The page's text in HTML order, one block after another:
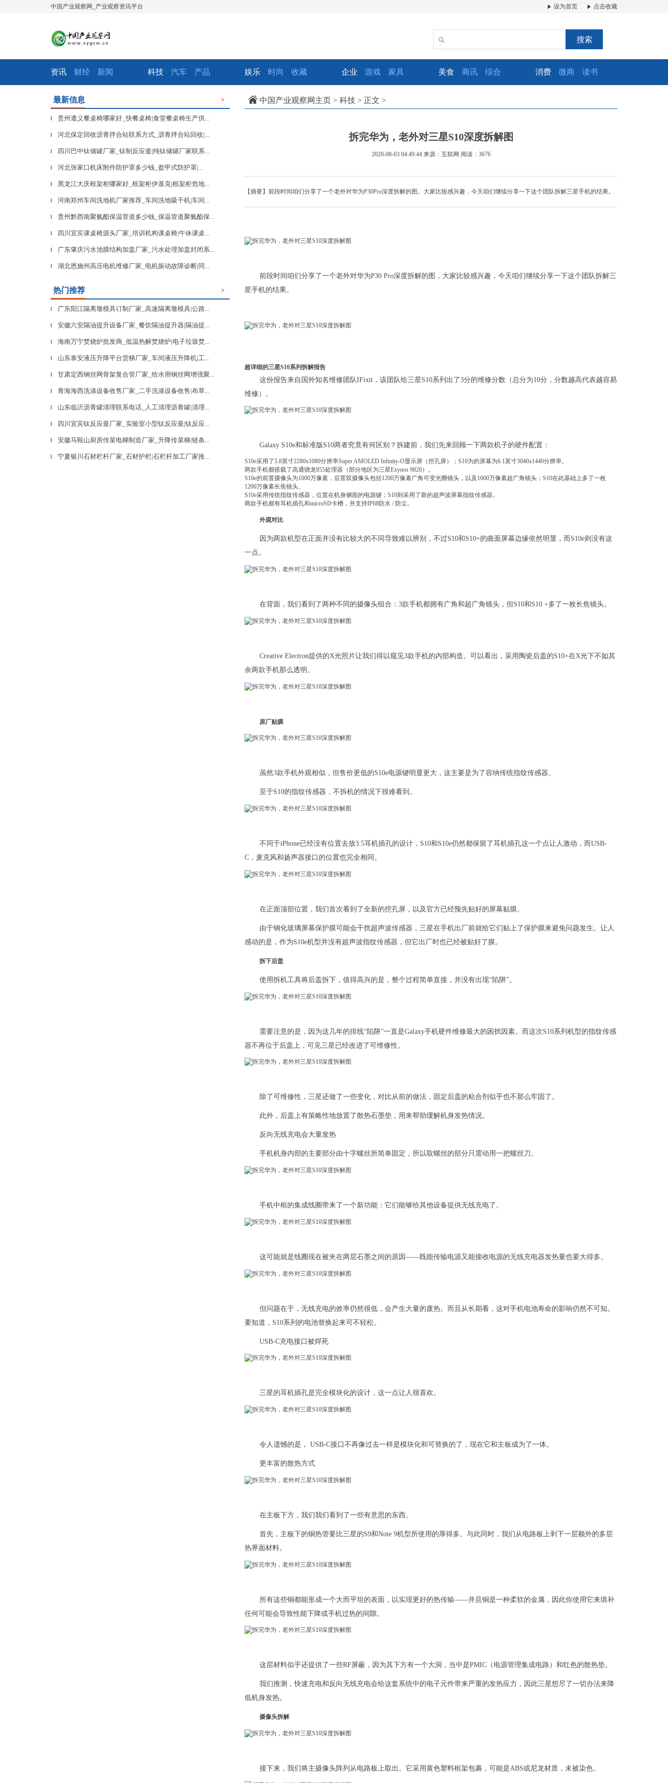
中国产业观察网_产业观察资讯平台 设为首页 点击收藏
搜索
资讯 财经 新闻 科技 汽车 产品 娱乐 时尚 收藏 企业 游戏 家具 美食 商讯 综合 消费 微商 读书
最新信息 >
▎ 贵州遵义餐桌椅哪家好_快餐桌椅|食堂餐桌椅生产供...
▎ 河北保定回收沥青拌合站联系方式_沥青拌合站回收|...
▎ 四川巴中钛储罐厂家_钛制反应釜|纯钛储罐厂家联系...
▎ 河北张家口机床附件防护罩多少钱_盔甲式防护罩|​...
▎ 黑龙江大庆框架柜哪家好_框架柜伊基克|框架柜危地...
▎ 河南郑州车间洗地机厂家推荐_车间洗地吸干机|车间...
▎ 贵州黔西南聚氨酯保温管道多少钱_保温管道聚氨酯保...
▎ 四川宜宾课桌椅源头厂家_培训机构课桌椅|午休课桌...
▎ 广东肇庆污水池膜结构加盖厂家_污水处理加盖封闭系...
▎ 湖北恩施州高压电机维修厂家_电机振动故障诊断|同...
热门推荐 >
▎ 广东阳江隔离墩模具订制厂家_高速隔离墩模具|公路...
▎ 安徽六安隔油提升设备厂家_餐饮隔油提升器|隔油提...
▎ 海南万宁焚烧炉批发商_低温热解焚烧炉|电子垃圾焚...
▎ 山东泰安液压升降平台货梯厂家_车间液压升降机|工...
▎ 甘肃定西钢丝网骨架复合管厂家_给水用钢丝网增强聚...
▎ 青海海西洗涤设备收售厂家_二手洗涤设备收售|布草...
▎ 山东临沂沥青罐清理联系电话_人工清理沥青罐|清理...
▎ 四川宜宾钛反应釜厂家_实验室小型钛反应釜|钛反应...
▎ 安徽马鞍山厨房传菜电梯制造厂家_升降传菜梯|链条...
▎ 宁夏银川石材栏杆厂家_石材护栏|石栏杆加工厂家推...
中国产业观察网主页 > 科技 > 正文 >
拆完华为，老外对三星S10深度拆解图
2020-08-03 04:49:44 来源：互联网 阅读：3676
【摘要】前段时间咱们分享了一个老外对华为P30Pro深度拆解的图。大家比较感兴趣，今天咱们继续分享一下这个团队拆解三星手机的结果。
前段时间咱们分享了一个老外对华为P30 Pro深度拆解的图，大家比较感兴趣，今天咱们继续分享一下这个团队拆解三
星手机的结果。
超详细的三星S10系列拆解报告
这份报告来自国外知名维修团队IFixit，该团队给三星S10系列出了3分的维修分数（总分为10分，分数越高代表越容易
维修）。
Galaxy S10e和标准版S10两者究竟有何区别？拆建前，我们先来回顾一下两款机子的硬件配置：
S10e采用了5.8英寸2280x1080分辨率Super AMOLED Infinity-O显示屏（挖孔屏）；S10为的屏幕为6.1英寸3040x1440分辨率。
两款手机都搭载了高通骁龙855处理器（部分地区为三星Exynos 9820）。
S10e的前置摄像头为1000万像素，后置双摄像头包括1200万像素广角可变光圈镜头，以及1600万像素超广角镜头；S10在此基础上多了一枚
1200万像素长焦镜头。
S10e采用传统指纹传感器，位置在机身侧面的电源键；S10则采用了新的超声波屏幕指纹传感器。
两款手机都有耳机插孔和microSD卡槽，并支持IP68防水 / 防尘。
外观对比
因为两款机型在正面并没有比较大的不同导致难以辨别，不过S10和S10+的曲面屏幕边缘依然明显，而S10e则没有这
一点。
在背面，我们看到了两种不同的摄像头组合：3款手机都拥有广角和超广角镜头，但S10和S10 +多了一枚长焦镜头。
Creative Electron提供的X光照片让我们得以窥见3款手机的内部构造。可以看出，采用陶瓷后盖的S10+在X光下不如其
余两款手机那么透明。
原厂贴膜
虽然3款手机外观相似，但售价更低的S10e电源键明显更大，这主要是为了容纳传统指纹传感器。
至于S10的指纹传感器，不拆机的情况下很难看到。
不同于iPhone已经没有位置去放3.5耳机插孔的设计，S10和S10e仍然都保留了耳机插孔这一个点让人激动，而USB-
C，麦克风和扬声器接口的位置也完全相同。
在正面顶部位置，我们首次看到了全新的挖孔屏，以及官方已经预先贴好的屏幕贴膜。
由于钢化玻璃屏幕保护膜可能会干扰超声波传感器，三星在手机出厂前就给它们贴上了保护膜来避免问题发生。让人
感动的是，作为S10e机型并没有超声波指纹传感器，但它出厂时也已经被贴好了膜。
拆下后盖
使用拆机工具将后盖拆下，值得高兴的是，整个过程简单直接，并没有出现“陷阱”。
需要注意的是，因为这几年的排线“陷阱”一直是Galaxy手机硬件维修最大的困扰因素。而这次S10系列机型的指纹传感
器不再位于后盖上，可见三星已经改进了可维修性。
除了可维修性，三星还做了一些变化，对比从前的做法，固定后盖的粘合剂似乎也不那么牢固了。
此外，后盖上有策略性地放置了散热石墨垫，用来帮助缓解机身发热情况。
反向无线充电会大量发热
手机机身内部的主要部分由十字螺丝所简单固定，所以取螺丝的部分只需动用一把螺丝刀。
手机中框的集成线圈带来了一个新功能：它们能够给其他设备提供无线充电了。
这可能就是线圈现在被夹在两层石墨之间的原因——既能传输电源又能接收电源的无线充电器发热量也要大得多。
但问题在于，无线充电的效率仍然很低，会产生大量的废热。而且从长期看，这对手机电池寿命的影响仍然不可知。
要知道，S10系列的电池替换起来可不轻松。
USB-C充电接口被焊死
三星的耳机插孔是完全模块化的设计，这一点让人很喜欢。
令人遗憾的是， USB-C接口不再像过去一样是模块化和可替换的了，现在它和主板成为了一体。
更丰富的散热方式
在主板下方，我们我们看到了一些有意思的东西。
首先，主板下的铜热管要比三星的S9和Note 9机型所使用的厚得多。与此同时，我们从电路板上剥下一层额外的多层
热界面材料。
所有这些铜都能形成一个大而平坦的表面，以实现更好的热传输——并且铜是一种柔软的金属，因此你使用它来填补
任何可能会导致性能下降或手机过热的间隙。
这层材料似乎还提供了一些RF屏蔽，因为其下方有一个大洞，当中是PMIC（电源管理集成电路）和红色的散热垫。
我们推测，快速充电和反向无线充电会给这套系统中的电子元件带来严重的发热应力，因此三星想尽了一切办法来降
低机身发热。
摄像头拆解
接下来，我们将主摄像头阵列从电路板上取出。它采用黄色塑料框架包裹，可能是ABS或尼龙材质，未被染色。